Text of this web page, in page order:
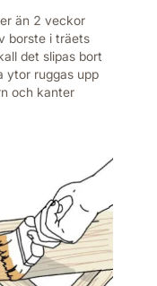
än 2 veckor
borste i träets
det slipas bort
ytor ruggas upp
och kanter